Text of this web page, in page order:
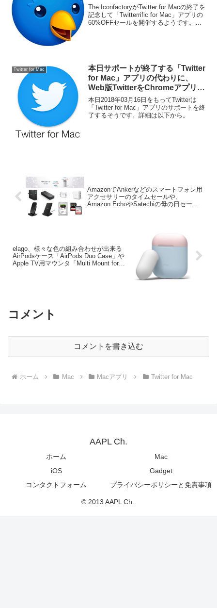
60%OFFセールを開催予定。
The IconfactoryがTwitter for Macの終了を
記念して「Twitterrific for Mac」アプリの
60%OFFセールを開催するようです。詳
Twitter for Mac
本日サポートが終了する「Twitter
for Mac」アプリの代わりに、
Web版TwitterをChromeアプリと
して使う。
本日2018年03月16日をもってTwitterは
「Twitter for Mac」アプリのサポートを終
了するそうです。詳細は以下から。
AmazonでAnkerなどのスマートフォン用
アクセサリーのタイムセールや、
Amazon EchoやSatechiの母の日セール
elago、様々な色の組み合わせが出来る
AirPodsケース「AirPods Duo Case」や
Apple TV用マウンタ「Multi Mount for
コメント
コメントを書き込む
ホーム Mac Macアプリ Twitter for Mac
AAPL Ch.
ホーム
Mac
iOS
Gadget
コンタクトフォーム
プライバシーポリシーと免責事項
© 2013 AAPL Ch..